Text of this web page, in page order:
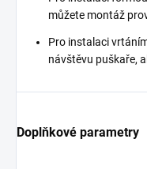
můžete montáž
Pro instalaci
návštěvu puškaře,
Doplňkové parametry